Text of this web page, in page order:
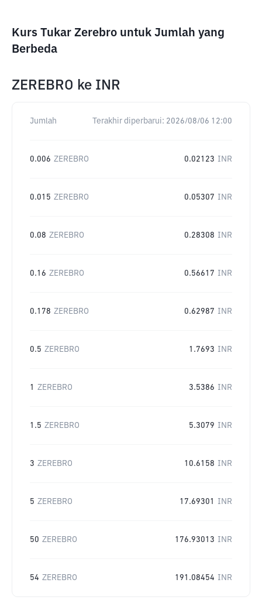
Kurs Tukar Zerebro untuk Jumlah yang
Berbeda
ZEREBRO ke INR
Jumlah Terakhir diperbarui: 2026/08/06 12:00
0.006 ZEREBRO 0.02123 INR
0.015 ZEREBRO 0.05307 INR
0.08 ZEREBRO 0.28308 INR
0.16 ZEREBRO 0.56617 INR
0.178 ZEREBRO 0.62987 INR
0.5 ZEREBRO 1.7693 INR
1 ZEREBRO 3.5386 INR
1.5 ZEREBRO 5.3079 INR
3 ZEREBRO 10.6158 INR
5 ZEREBRO 17.69301 INR
50 ZEREBRO 176.93013 INR
54 ZEREBRO 191.08454 INR